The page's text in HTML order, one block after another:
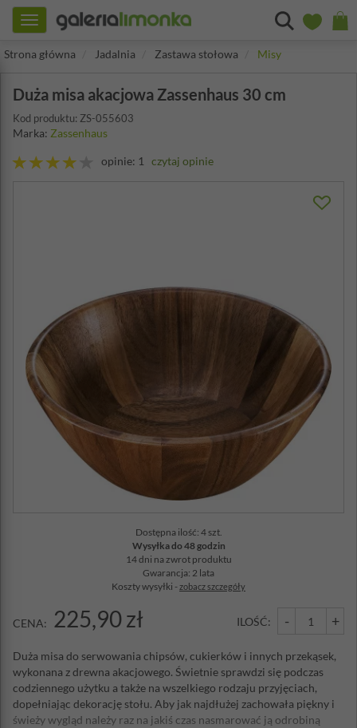
Toggle
navigation
Strona główna
Jadalnia Zastawa stołowa Misy
Duża misa akacjowa Zassenhaus 30 cm
Kod produktu: ZS-055603
Marka: Zassenhaus
opinie: 1 czytaj opinie
Dostępna ilość: 4 szt.
Wysyłka do 48 godzin
14 dni na zwrot produktu
Gwarancja: 2 lata
Koszty wysyłki -zobacz szczegóły
CENA: 225,90 zł ILOŚĆ: - +
Duża misa do serwowania chipsów, cukierków i innych przekąsek,
wykonana z drewna akacjowego. Świetnie sprawdzi się podczas
codziennego użytku a także na wszelkiego rodzaju przyjęciach,
dopełniając dekorację stołu. Aby jak najdłużej zachowała piękny i
świeży wygląd należy raz na jakiś czas nasmarować ją odrobiną